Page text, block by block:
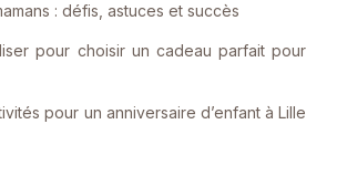
: défis, astuces et succès
pour choisir un cadeau parfait pour
pour un anniversaire d’enfant à Lille